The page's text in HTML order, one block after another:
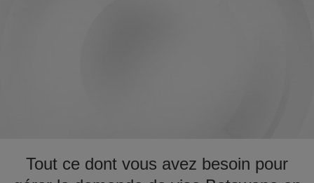
Tout ce dont vous avez besoin pour